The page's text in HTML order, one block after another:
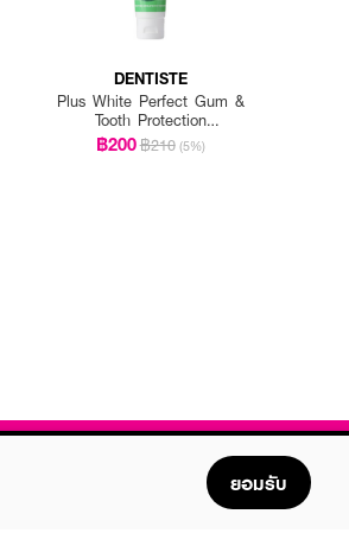
DENTISTE
Plus White Perfect Gum &
Tooth Protection
Toothpaste
฿200฿210 (5%)
ยอมรับ